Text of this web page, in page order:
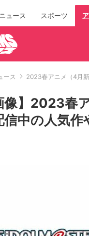
ニュース スポーツ
ース 2023春アニメ（4月
像】2023春
信中の人気